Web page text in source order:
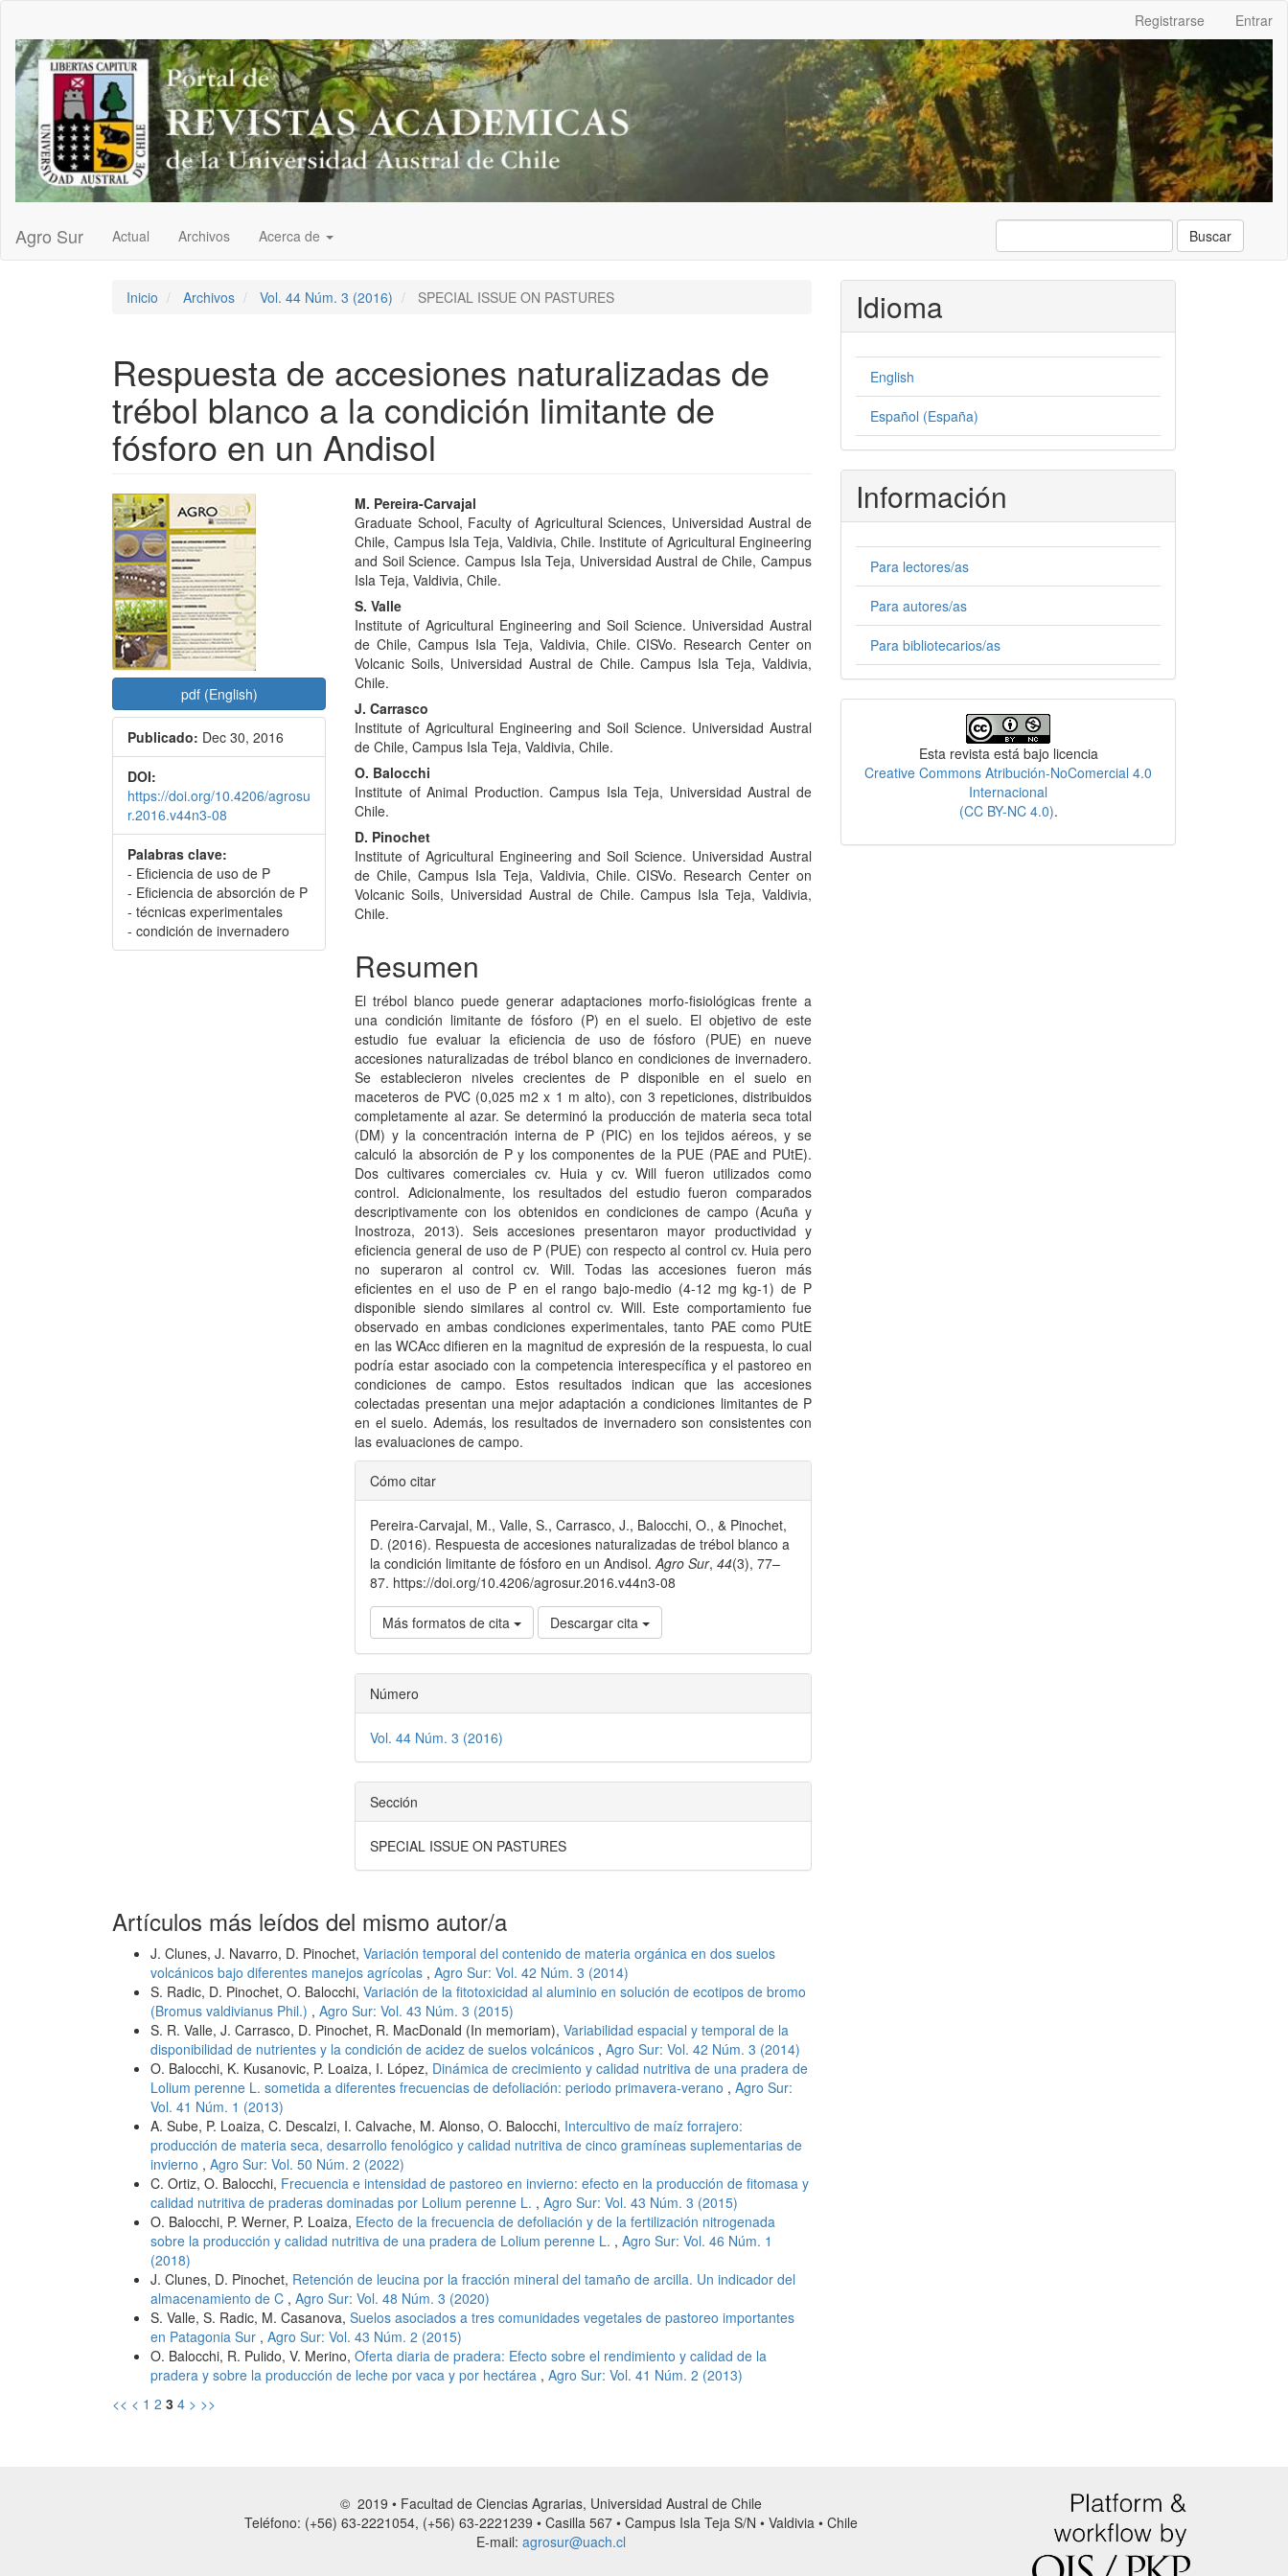
Contenido
principal
Barra
lateral
Registrarse Entrar
Agro Sur Actual Archivos Acerca de Buscar
Inicio Archivos Vol. 44 Núm. 3 (2016) SPECIAL ISSUE ON PASTURES
Respuesta de accesiones naturalizadas de
trébol blanco a la condición limitante de
fósforo en un Andisol
Barra
lateral
del
artículo
pdf (English)
Publicado: Dec 30, 2016
DOI:
https://doi.org/10.4206/agrosu
r.2016.v44n3-08
Palabras clave:
- Eficiencia de uso de P
- Eficiencia de absorción de P
- técnicas experimentales
- condición de invernadero
Contenido
principal
del
artículo
M. Pereira-Carvajal
Graduate School, Faculty of Agricultural Sciences, Universidad Austral de
Chile, Campus Isla Teja, Valdivia, Chile. Institute of Agricultural Engineering
and Soil Science. Campus Isla Teja, Universidad Austral de Chile, Campus
Isla Teja, Valdivia, Chile.
S. Valle
Institute of Agricultural Engineering and Soil Science. Universidad Austral
de Chile, Campus Isla Teja, Valdivia, Chile. CISVo. Research Center on
Volcanic Soils, Universidad Austral de Chile. Campus Isla Teja, Valdivia,
Chile.
J. Carrasco
Institute of Agricultural Engineering and Soil Science. Universidad Austral
de Chile, Campus Isla Teja, Valdivia, Chile.
O. Balocchi
Institute of Animal Production. Campus Isla Teja, Universidad Austral de
Chile.
D. Pinochet
Institute of Agricultural Engineering and Soil Science. Universidad Austral
de Chile, Campus Isla Teja, Valdivia, Chile. CISVo. Research Center on
Volcanic Soils, Universidad Austral de Chile. Campus Isla Teja, Valdivia,
Chile.
Resumen
El trébol blanco puede generar adaptaciones morfo-fisiológicas frente a
una condición limitante de fósforo (P) en el suelo. El objetivo de este
estudio fue evaluar la eficiencia de uso de fósforo (PUE) en nueve
accesiones naturalizadas de trébol blanco en condiciones de invernadero.
Se establecieron niveles crecientes de P disponible en el suelo en
maceteros de PVC (0,025 m2 x 1 m alto), con 3 repeticiones, distribuidos
completamente al azar. Se determinó la producción de materia seca total
(DM) y la concentración interna de P (PIC) en los tejidos aéreos, y se
calculó la absorción de P y los componentes de la PUE (PAE and PUtE).
Dos cultivares comerciales cv. Huia y cv. Will fueron utilizados como
control. Adicionalmente, los resultados del estudio fueron comparados
descriptivamente con los obtenidos en condiciones de campo (Acuña y
Inostroza, 2013). Seis accesiones presentaron mayor productividad y
eficiencia general de uso de P (PUE) con respecto al control cv. Huia pero
no superaron al control cv. Will. Todas las accesiones fueron más
eficientes en el uso de P en el rango bajo-medio (4-12 mg kg-1) de P
disponible siendo similares al control cv. Will. Este comportamiento fue
observado en ambas condiciones experimentales, tanto PAE como PUtE
en las WCAcc difieren en la magnitud de expresión de la respuesta, lo cual
podría estar asociado con la competencia interespecífica y el pastoreo en
condiciones de campo. Estos resultados indican que las accesiones
colectadas presentan una mejor adaptación a condiciones limitantes de P
en el suelo. Además, los resultados de invernadero son consistentes con
las evaluaciones de campo.
Detalles
del
artículo
Cómo citar
Pereira-Carvajal, M., Valle, S., Carrasco, J., Balocchi, O., & Pinochet,
D. (2016). Respuesta de accesiones naturalizadas de trébol blanco a
la condición limitante de fósforo en un Andisol.Agro Sur,44(3), 77–
87. https://doi.org/10.4206/agrosur.2016.v44n3-08
Más formatos de cita Descargar cita
Número
Vol. 44 Núm. 3 (2016)
Sección
SPECIAL ISSUE ON PASTURES
Artículos más leídos del mismo autor/a
J. Clunes, J. Navarro, D. Pinochet, Variación temporal del contenido de materia orgánica en dos suelos
volcánicos bajo diferentes manejos agrícolas , Agro Sur: Vol. 42 Núm. 3 (2014)
S. Radic, D. Pinochet, O. Balocchi, Variación de la fitotoxicidad al aluminio en solución de ecotipos de bromo
(Bromus valdivianus Phil.) , Agro Sur: Vol. 43 Núm. 3 (2015)
S. R. Valle, J. Carrasco, D. Pinochet, R. MacDonald (In memoriam), Variabilidad espacial y temporal de la
disponibilidad de nutrientes y la condición de acidez de suelos volcánicos , Agro Sur: Vol. 42 Núm. 3 (2014)
O. Balocchi, K. Kusanovic, P. Loaiza, I. López, Dinámica de crecimiento y calidad nutritiva de una pradera de
Lolium perenne L. sometida a diferentes frecuencias de defoliación: periodo primavera-verano , Agro Sur:
Vol. 41 Núm. 1 (2013)
A. Sube, P. Loaiza, C. Descalzi, I. Calvache, M. Alonso, O. Balocchi, Intercultivo de maíz forrajero:
producción de materia seca, desarrollo fenológico y calidad nutritiva de cinco gramíneas suplementarias de
invierno , Agro Sur: Vol. 50 Núm. 2 (2022)
C. Ortiz, O. Balocchi, Frecuencia e intensidad de pastoreo en invierno: efecto en la producción de fitomasa y
calidad nutritiva de praderas dominadas por Lolium perenne L. , Agro Sur: Vol. 43 Núm. 3 (2015)
O. Balocchi, P. Werner, P. Loaiza, Efecto de la frecuencia de defoliación y de la fertilización nitrogenada
sobre la producción y calidad nutritiva de una pradera de Lolium perenne L. , Agro Sur: Vol. 46 Núm. 1
(2018)
J. Clunes, D. Pinochet, Retención de leucina por la fracción mineral del tamaño de arcilla. Un indicador del
almacenamiento de C , Agro Sur: Vol. 48 Núm. 3 (2020)
S. Valle, S. Radic, M. Casanova, Suelos asociados a tres comunidades vegetales de pastoreo importantes
en Patagonia Sur , Agro Sur: Vol. 43 Núm. 2 (2015)
O. Balocchi, R. Pulido, V. Merino, Oferta diaria de pradera: Efecto sobre el rendimiento y calidad de la
pradera y sobre la producción de leche por vaca y por hectárea , Agro Sur: Vol. 41 Núm. 2 (2013)
<< < 1 2 3 4 > >>
Idioma
English
Español (España)
Información
Para lectores/as
Para autores/as
Para bibliotecarios/as
Esta revista está bajo licencia
Creative Commons Atribución-NoComercial 4.0
Internacional
(CC BY-NC 4.0).
© 2019 • Facultad de Ciencias Agrarias, Universidad Austral de Chile
Teléfono: (+56) 63-2221054, (+56) 63-2221239 • Casilla 567 • Campus Isla Teja S/N • Valdivia • Chile
E-mail: agrosur@uach.cl